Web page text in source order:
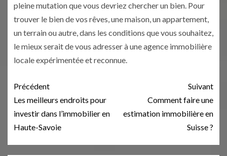
pleine mutation que vous devriez chercher un bien. Pour
trouver le bien de vos rêves, une maison, un appartement,
un terrain ou autre, dans les conditions que vous souhaitez,
le mieux serait de vous adresser à une agence immobilière
locale expérimentée et reconnue.
Précédent
Les meilleurs endroits pour
investir dans l’immobilier en
Haute-Savoie
Suivant
Comment faire une
estimation immobilière en
Suisse ?